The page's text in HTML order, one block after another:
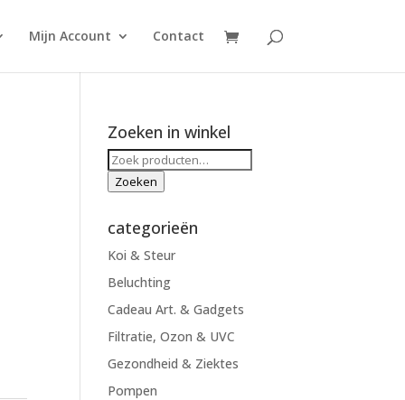
Mijn Account Contact
Zoeken in winkel
Zoeken
naar:
Zoeken
categorieën
Koi & Steur
Beluchting
Cadeau Art. & Gadgets
Filtratie, Ozon & UVC
Gezondheid & Ziektes
Pompen